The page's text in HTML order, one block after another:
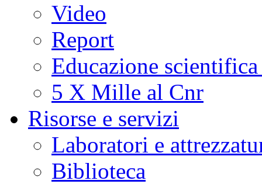
Video
Report
Educazione
5 X Mille al Cnr
Risorse e servizi
Laboratori e
Biblioteca